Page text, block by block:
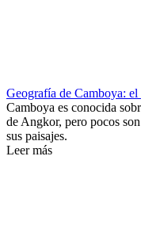
Geografía de Camboya:
Camboya es conocida
de Angkor, pero pocos
sus paisajes.
Leer más